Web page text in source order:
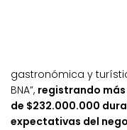
gastronómica y
BNA”, registrando
de $232.000.000
expectativas del